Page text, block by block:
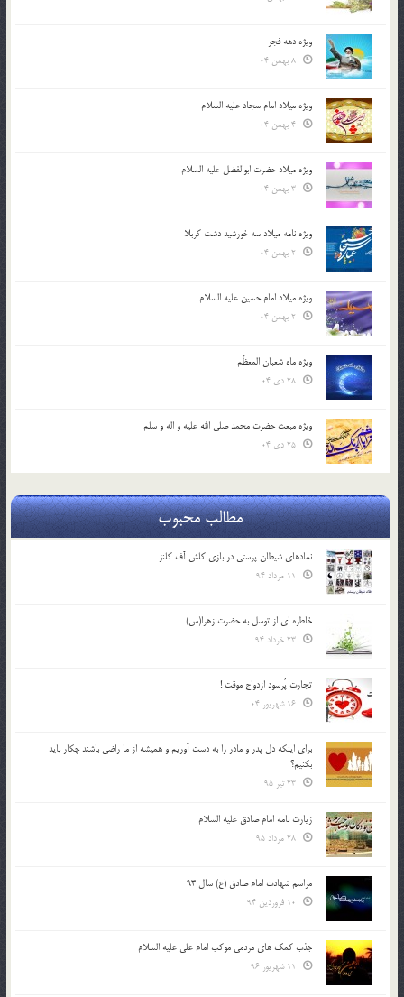
ویژه دهه فجر
ویژه میلاد امام سجاد علیه السلام
ویژه میلاد حضرت ابوالفضل علیه السلام
ویژه نامه میلاد سه خورشید دشت کربلا
ویژه میلاد امام حسین علیه السلام
ویژه ماه شعبان المعظّم
ویژه مبعث حضرت محمد صلی الله علیه و اله و سلم
مطالب محبوب
نمادهای شیطان پرستی در بازی کلش آف کلنز
خاطره ای از توسل به حضرت زهرا(س)
تجارت پُرسود ازدواج موقت !
براي اينكه دل پدر و مادر را به دست آوريم و هميشه از ما راضي باشند چكار بايد
بكنيم؟
زیارت نامه امام صادق علیه السلام
مراسم شهادت امام صادق (ع) سال 93
جذب کمک های مردمی موکب امام علی علیه السلام